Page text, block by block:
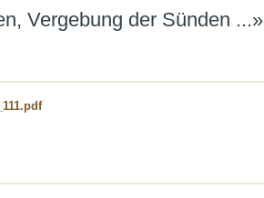
Vergebung der Sünden ...»